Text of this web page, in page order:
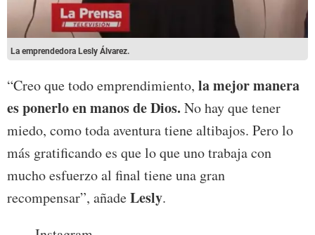
La emprendedora Lesly Álvarez.
“Creo que todo emprendimiento, la mejor manera
es ponerlo en manos de Dios. No hay que tener
miedo, como toda aventura tiene altibajos. Pero lo
más gratificando es que lo que uno trabaja con
mucho esfuerzo al final tiene una gran
recompensar”, añadeLesly.